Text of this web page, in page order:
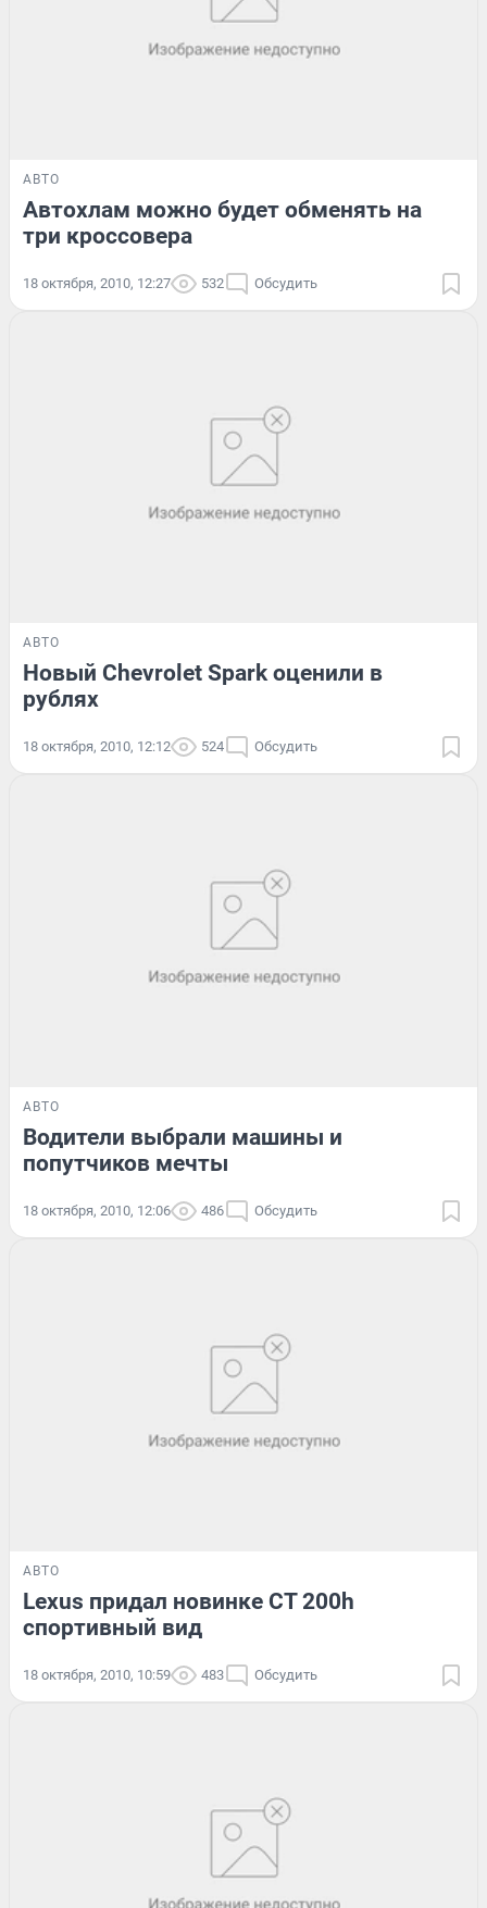
АВТО
Автохлам можно будет обменять на
три кроссовера
18 октября, 2010, 12:27 532 Обсудить
АВТО
Новый Chevrolet Spark оценили в
рублях
18 октября, 2010, 12:12 524 Обсудить
АВТО
Водители выбрали машины и
попутчиков мечты
18 октября, 2010, 12:06 486 Обсудить
АВТО
Lexus придал новинке CT 200h
спортивный вид
18 октября, 2010, 10:59 483 Обсудить